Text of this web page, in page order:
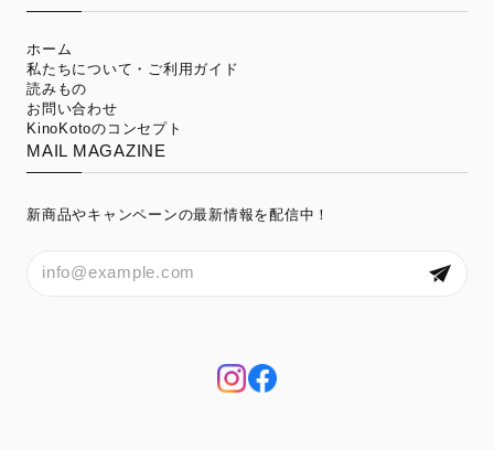
ホーム
私たちについて・ご利用ガイド
読みもの
お問い合わせ
KinoKotoのコンセプト
MAIL MAGAZINE
新商品やキャンペーンの最新情報を配信中！